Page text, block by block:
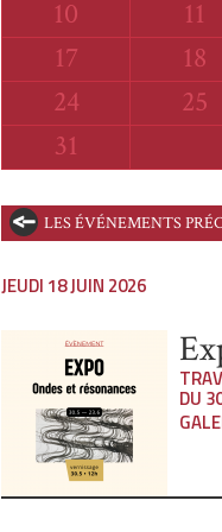
Lundi
10 11
Lundi
17 18
Lundi
24 25
Lundi
31
LES ÉVÉNEMENTS
JEUDI 18 JUIN 2026
DU